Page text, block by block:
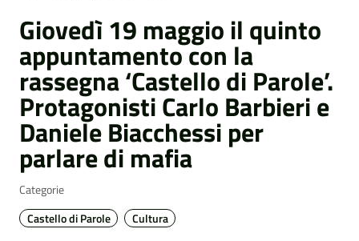
Giovedì 19 maggio il quinto
appuntamento con la
rassegna ‘Castello di Parole’.
Protagonisti Carlo Barbieri e
Daniele Biacchessi per
parlare di mafia
Categorie
Castello di Parole
Cultura